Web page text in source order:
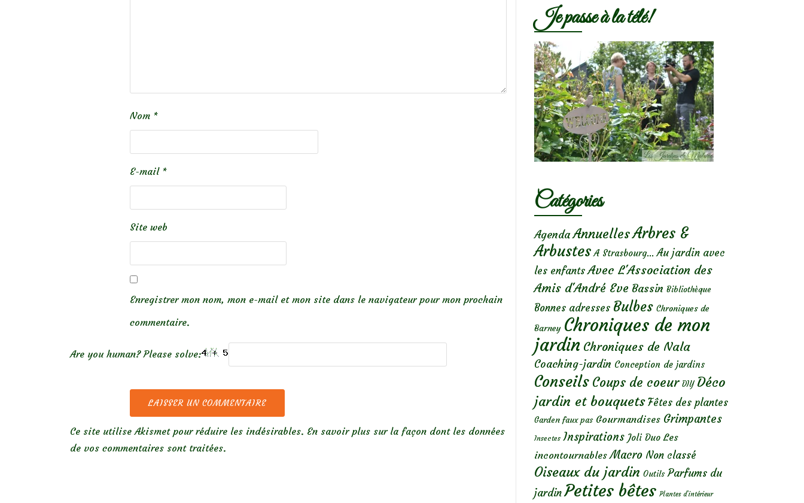
Nom *
E-mail *
Site web
Enregistrer mon nom, mon e-mail et mon site dans le navigateur pour mon prochain
commentaire.
Are you human? Please solve:
Ce site utilise Akismet pour réduire les indésirables. En savoir plus sur la façon dont les données
de vos commentaires sont traitées.
Je passe à la télé!
Catégories
Agenda AnnuellesArbres &
Arbustes A Strasbourg... Au jardin avec
les enfants Avec L'Association des
Amis d'André Eve Bassin Bibliothèque
Bonnes adresses Bulbes Chroniques de
Barney Chroniques de mon
jardin Chroniques de Nala
Coaching-jardin Conception de jardins
Conseils Coups de coeur DIY Déco
jardin et bouquets Fêtes des plantes
Garden faux pas Gourmandises Grimpantes
Insectes Inspirations Joli Duo Les
incontournables Macro Non classé
Oiseaux du jardin Outils Parfums du
jardin Petites bêtes Plantes d’intérieur